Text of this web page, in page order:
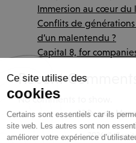
Immersion au cœur du
Conflits de générations
d’un malentendu ?
Capital 8, for
Recent Comments
No comments to show.
32 Rue de
2026 ©
Continuer sans accepter
Ce site utilise des
cookies
Certains sont essentiels car ils
site web. Les autres sont non
améliorer votre expérience